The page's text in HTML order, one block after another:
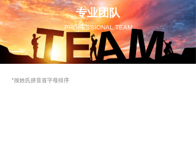
专业团队
华城资讯
联系我们
加入华城
专业团队
PROFESSIONAL TEAM
*按姓氏拼音首字母排序